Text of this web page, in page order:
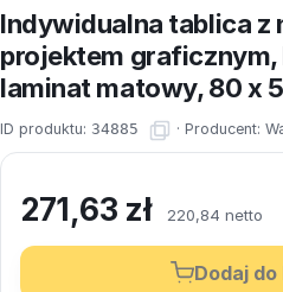
Indywidualna tablica z
projektem graficznym,
laminat matowy, 80 x
ID produktu: 34885 · Producent:
271,63 zł 220,84 netto
Dodaj